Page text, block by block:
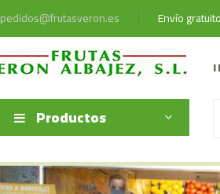
pedidos@frutasveron.es Envío
Productos